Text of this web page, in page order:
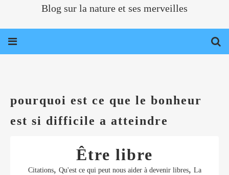
Blog sur la nature et ses merveilles
pourquoi est ce que le bonheur
est si difficile a atteindre
Être libre
Citations, Qu'est ce qui peut nous aider à devenir libres, La